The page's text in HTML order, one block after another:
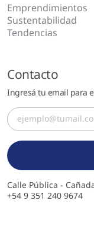
Emprendimientos
Sustentabilidad
Tendencias
Contacto
Ingresá tu email para
Calle Pública -
+54 9 351 240 9674